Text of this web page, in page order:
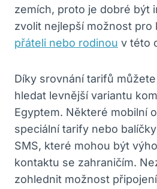
zemích, proto je dobré být
zvolit nejlepší možnost pro
přáteli nebo rodinou v této
Díky srovnání tarifů
hledat levnější variantu
Egyptem. Některé mobilní
speciální tarify nebo
SMS, které mohou být
kontaktu se zahraničím.
zohlednit možnost